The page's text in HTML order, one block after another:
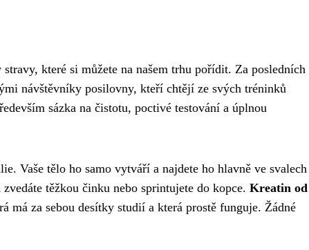
které si můžete na našem trhu pořídit. Za posledních
návštěvníky posilovny, kteří chtějí ze svých tréninků
sázka na čistotu, poctivé testování a úplnou
Vaše tělo ho samo vytváří a najdete ho hlavně ve svalech
těžkou činku nebo sprintujete do kopce. Kreatin od
má za sebou desítky studií a která prostě funguje. Žádné